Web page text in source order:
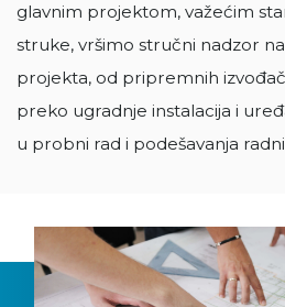
glavnim projektom, važećim
struke, vršimo stručni nadzor
projekta, od pripremnih
preko ugradnje instalacija i
u probni rad i podešavanja